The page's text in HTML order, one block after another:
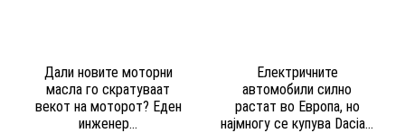
Дали новите моторни
масла го скратуваат
векот на моторот? Еден
инженер...
Електричните
автомобили силно
растат во Европа, но
најмногу се купува Dacia...